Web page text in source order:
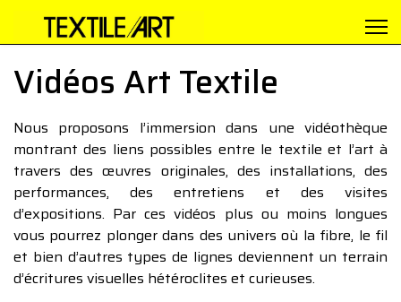
Vidéos Art Textile
Nous proposons l’immersion dans une vidéothèque
montrant des liens possibles entre le textile et l’art à
travers des œuvres originales, des installations, des
performances, des entretiens et des visites
d’expositions. Par ces vidéos plus ou moins longues
vous pourrez plonger dans des univers où la fibre, le fil
et bien d’autres types de lignes deviennent un terrain
d’écritures visuelles hétéroclites et curieuses.